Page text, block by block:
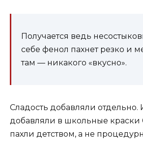
Получается ведь
себе фенол пахнет резко и
там — никакого «вкусно».
Сладость добавляли отдельно.
добавляли в школьные краски
пахли детством, а не